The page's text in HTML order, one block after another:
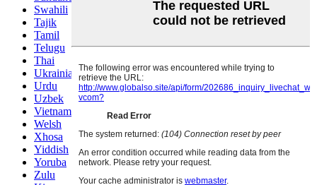
Swahili
Tajik
Tamil
Telugu
Thai
Ukrainian
Urdu
Uzbek
Vietnamese
Welsh
Xhosa
Yiddish
Yoruba
Zulu